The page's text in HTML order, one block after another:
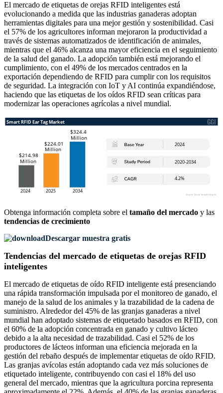
El mercado de etiquetas de orejas RFID inteligentes está
evolucionando a medida que las industrias ganaderas adoptan
herramientas digitales para una mejor gestión y sostenibilidad. Casi
el 57% de los agricultores informan mejoraron la productividad a
través de sistemas automatizados de identificación de animales,
mientras que el 46% alcanza una mayor eficiencia en el seguimiento
de la salud del ganado. La adopción también está mejorando el
cumplimiento, con el 49% de los mercados centrados en la
exportación dependiendo de RFID para cumplir con los requisitos
de seguridad. La integración con IoT y AI continúa expandiéndose,
haciendo que las etiquetas de los oídos RFID sean críticas para
modernizar las operaciones agrícolas a nivel mundial.
Obtenga información completa sobre el tamaño del mercado y las
tendencias de crecimiento
Descargar muestra gratis
Tendencias del mercado de etiquetas de orejas RFID
inteligentes
El mercado de etiquetas de oído RFID inteligente está presenciando
una rápida transformación impulsada por el monitoreo de ganado, el
manejo de la salud de los animales y la trazabilidad de la cadena de
suministro. Alrededor del 45% de las granjas ganaderas a nivel
mundial han adoptado sistemas de etiquetado basados ​​en RFID, con
el 60% de la adopción concentrada en ganado y cultivo lácteo
debido a la alta necesidad de trazabilidad. Casi el 52% de los
productores de lácteos informan una eficiencia mejorada en la
gestión del rebaño después de implementar etiquetas de oído RFID.
Las granjas avícolas están adoptando cada vez más soluciones de
etiquetado inteligente, contribuyendo con casi el 18% del uso
general del mercado, mientras que la agricultura porcina representa